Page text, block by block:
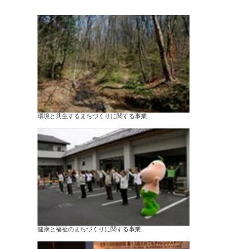
環境と共生するまちづくりに関する事業
健康と福祉のまちづくりに関する事業